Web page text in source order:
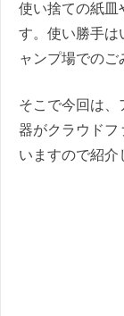
使い捨ての紙皿
す。使い勝手は
ャンプ場でのご
そこで今回は、
器がクラウドフ
いますので紹介